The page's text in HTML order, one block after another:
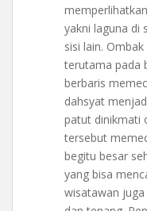
yakni laguna di
sisi lain.
terutama pada
berbaris
dahsyat
patut dinikmati
tersebut
begitu besar
yang bisa
wisatawan